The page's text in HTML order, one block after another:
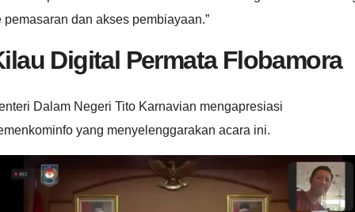
pemasaran dan akses pembiayaan.”
Digital Permata Flobamora
Dalam Negeri Tito Karnavian mengapresiasi
yang menyelenggarakan acara ini.